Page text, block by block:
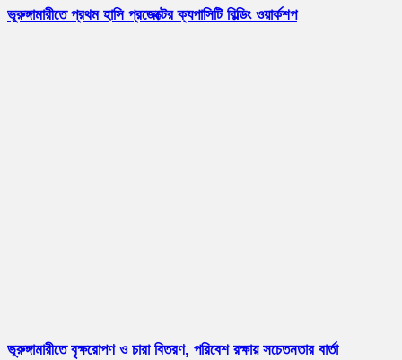
ভূরুঙ্গামারীতে প্রথম হাসি প্রজেক্টের ক্যপাসিটি বিল্ডিং ওয়ার্কশপ
ভূরুঙ্গামারীতে বৃক্ষরোপণ ও চারা বিতরণ, পরিবেশ রক্ষায় সচেতনতার বার্তা